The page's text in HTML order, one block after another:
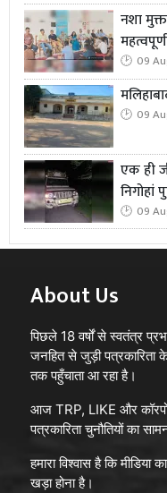
नशा
09
09
एक ही
09
About Us
पिछले 18 वर्षों से स्वतंत्र
जनहित से जुड़ी
तक पहुँचाता आ रहा है।
आज TRP, LIKE और
पत्रकारिता चुनौतियों का
हमारा विश्वास है कि
खड़ा होना है।